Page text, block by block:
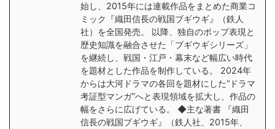
始し、2015年には連載作品をまとめた商業コ
ミック『織田信長の戦国ブギウギ』（鉄人
社）を全国発売。 以降、独自のポップ表現と
歴史知識を融合させた「ブギウギシリーズ」
を継続し、戦国・江戸・幕末など幅広い時代
を題材とした作品を制作している。 2024年
からは大河ドラマの各回を題材にした“ドラマ
考証型マンガ”へと表現領域を拡大し、作品の
幅をさらに広げている。 ◆主な著書 『織田
信長の戦国ブギウギ』（鉄人社、2015年、